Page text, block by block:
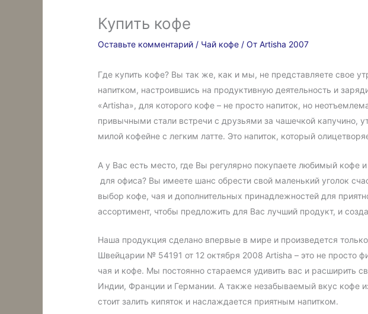
Купить кофе
Оставьте комментарий / Чай кофе / ОтArtisha 2007
Где купить кофе? Вы так же, как и мы, не представляете свое
напитком, настроившись на продуктивную деятельность и
«Artisha», для которого кофе – не просто напиток, но
привычными стали встречи с друзьями за чашечкой капучино,
милой кофейне с легким латте. Это напиток, который
А у Вас есть место, где Вы регулярно покупаете любимый кофе
для офиса? Вы имеете шанс обрести свой маленький уголок
выбор кофе, чая и дополнительных принадлежностей для
ассортимент, чтобы предложить для Вас лучший продукт, и
Наша продукция сделано впервые в мире и произведется
Швейцарии № 54191 от 12 октября 2008 Artisha – это не просто
чая и кофе. Мы постоянно стараемся удивить вас и расширить
Индии, Франции и Германии. А также незабываемый вкус кофе
стоит залить кипяток и наслаждается приятным напитком.